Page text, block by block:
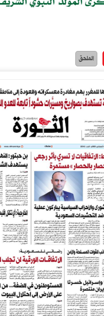
الملحق